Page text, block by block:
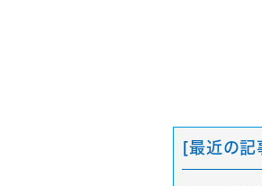
[最近の記